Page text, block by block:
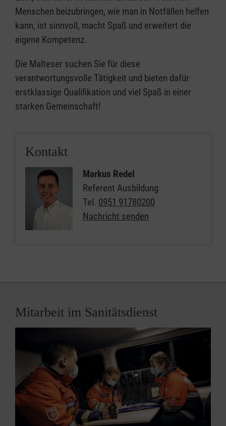
Menschen beizubringen, wie man in Notfällen helfen
kann, ist sinnvoll, macht Spaß und erweitert die
eigene Kompetenz.
Die Malteser suchen Sie für diese
verantwortungsvolle Tätigkeit und bieten dafür
erstklassige Qualifikation und viel Spaß in einer
starken Gemeinschaft!
Kontakt
Markus Redel
Referent Ausbildung
Tel. 0951 91780200
Nachricht senden
Mitarbeit im Sanitätsdienst